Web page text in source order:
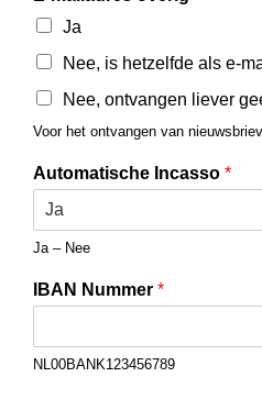
Ja
Nee, is hetzelfde als e-
Nee, ontvangen liever
Voor het ontvangen van
Automatische Incasso*
Ja – Nee
IBAN Nummer*
NL00BANK123456789